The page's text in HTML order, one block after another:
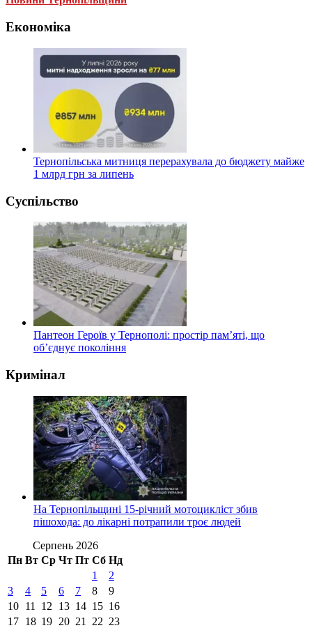
Економіка
Тернопільська митниця перерахувала до бюджету майже
1 млрд грн за липень
Суспільство
Пантеон Героїв у Тернополі: простір пам’яті, що
об’єднує покоління
Кримінал
На Тернопільщині 15-річний мотоцикліст збив
пішохода: до лікарні потрапили троє людей
Серпень 2026
Пн Вт Ср Чт Пт Сб Нд
1
2
3
4 5 6 7 8
9
10 11 12 13 14 15 16
17 18 19 20 21 22 23